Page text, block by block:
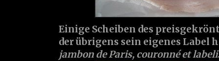
Einige Scheiben des
der übrigens sein eigenes Label
jambon de Paris, couronné et